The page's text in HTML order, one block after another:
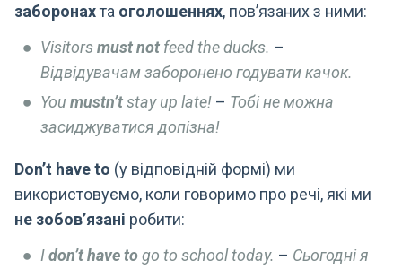
заборонахта оголошеннях, пов’язаних з ними:
Visitorsmust not feed the ducks. –
Відвідувачам заборонено годувати качок.
Youmustn’tstay up late! – Тобі не можна
засиджуватися допізна!
Don’t have to (у відповідній формі) ми
використовуємо, коли говоримо про речі, які ми
не зобов’язані робити:
Idon’t have togo to school today. – Сьогодні я